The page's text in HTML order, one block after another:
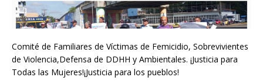
Comité de Familiares de Víctimas de Femicidio, Sobrevivientes
de Violencia,Defensa de DDHH y Ambientales. ¡Justicia para
Todas las Mujeres!¡Justicia para los pueblos!